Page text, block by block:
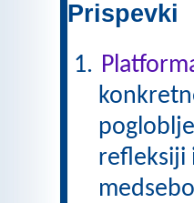
Prispevki
refleksiji